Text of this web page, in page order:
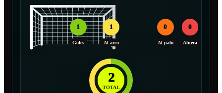
1
Goles
1
Al arco
0
Al palo
0
Afuera
2
TOTAL